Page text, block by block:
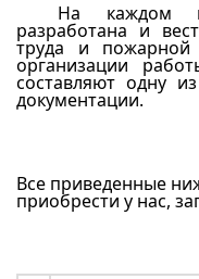
На каждом
разработана и
труда и пожарной
организации
составляют одну
документации.
Все приведенные
приобрести у нас,